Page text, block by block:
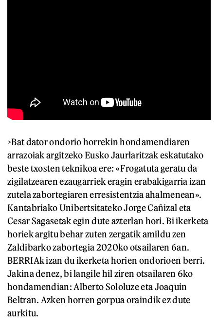
>Bat dator ondorio horrekin hondamendiaren
arrazoiak argitzeko Eusko Jaurlaritzak eskatutako
beste txosten teknikoa ere: «Frogatuta geratu da
zigilatzearen ezaugarriek eragin erabakigarria izan
zutela zabortegiaren erresistentzia ahalmenean».
Kantabriako Unibertsitateko Jorge Cañizal eta
Cesar Sagasetak egin dute azterlan hori. Bi ikerketa
horiek argitu behar zuten zergatik amildu zen
Zaldibarko zabortegia 2020ko otsailaren 6an.
BERRIAk izan du ikerketa horien ondorioen berri.
Jakina denez, bi langile hil ziren otsailaren 6ko
hondamendian: Alberto Sololuze eta Joaquin
Beltran. Azken horren gorpua oraindik ez dute
aurkitu.